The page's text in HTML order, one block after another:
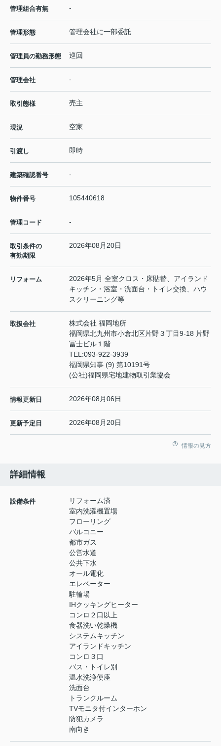
管理組合有無 -
管理形態 管理会社に一部委託
管理員の勤務形態 巡回
管理会社 -
取引態様 売主
現況 空家
引渡し 即時
建築確認番号 -
物件番号 105440618
管理コード -
取引条件の
有効期限
2026年08月20日
リフォーム
2026年5月 全室クロス・床貼替、アイランド
キッチン・浴室・洗面台・トイレ交換、ハウ
スクリーニング等
取扱会社
株式会社 福岡地所
福岡県北九州市小倉北区片野３丁目9-18 片野
冨士ビル１階
TEL:093-922-3939
福岡県知事 (9) 第10191号
(公社)福岡県宅地建物取引業協会
情報更新日 2026年08月06日
更新予定日 2026年08月20日
情報の見方
詳細情報
設備条件
リフォーム済
室内洗濯機置場
フローリング
バルコニー
都市ガス
公営水道
公共下水
オール電化
エレベーター
駐輪場
IHクッキングヒーター
コンロ２口以上
食器洗い乾燥機
システムキッチン
アイランドキッチン
コンロ３口
バス・トイレ別
温水洗浄便座
洗面台
トランクルーム
TVモニタ付インターホン
防犯カメラ
南向き